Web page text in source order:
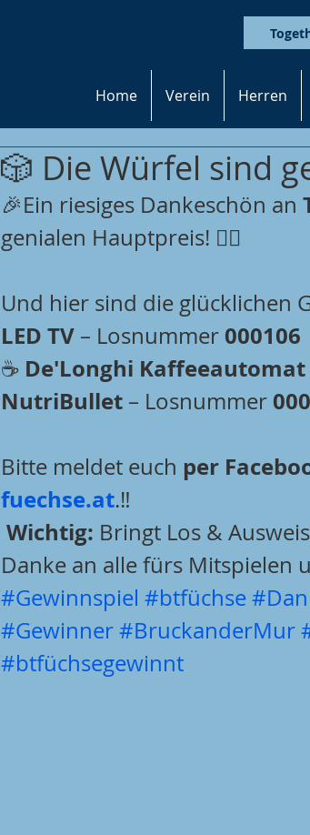
Home Verein Herren
🎲 Die Würfel sind
🎉Ein riesiges Dankeschön an
genialen Hauptpreis! 🚴‍♂️
Und hier sind die glücklichen
LED TV – Losnummer 000106
☕ De'Longhi Kaffeeautomat
NutriBullet – Losnummer
Bitte meldet euch per
fuechse.at.‼️
Wichtig: Bringt Los &
Danke an alle fürs Mitspielen
#Gewinnspiel #btfüchse
#Gewinner#BruckanderMur
#btfüchsegewinnt